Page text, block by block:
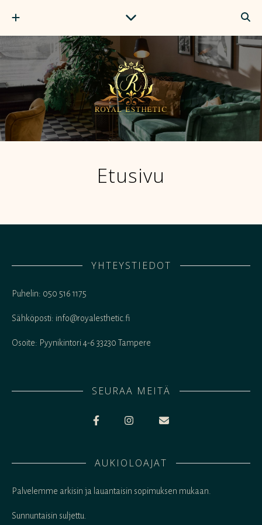
Etusivu
YHTEYSTIEDOT
Puhelin: 050 516 1175
Sähköposti: info@royalesthetic.fi
Osoite: Pyynikintori 4-6 33230 Tampere
SEURAA MEITÄ
AUKIOLOAJAT
Palvelemme arkisin ja lauantaisin sopimuksen mukaan.
Sunnuntaisin suljettu.